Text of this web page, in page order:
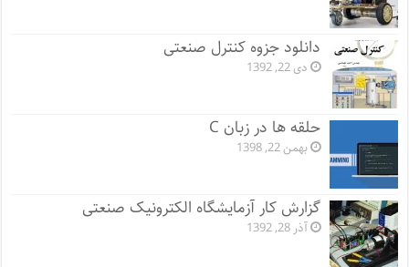
دانلود جزوه کنترل صنعتی
دی 22, 1392
حلقه ها در زبان C
بهمن 22, 1398
گزارش کار آزمایشگاه الکترونیک صنعتی
آذر 28, 1392